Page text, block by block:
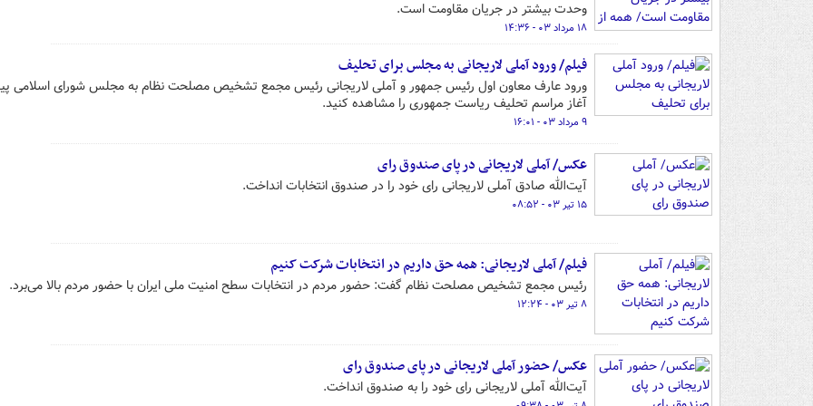
وحدت بیشتر در جریان مقاومت است.
۱۸ مرداد ۰۳ - ۱۴:۳۶
فیلم/ ورود آملی لاریجانی به مجلس برای تحلیف
ورود عارف معاون اول رئیس جمهور و آملی لاریجانی رئیس مجمع تشخیص مصلحت نظام به مجلس شورای اسلامی
آغاز مراسم تحلیف ریاست جمهوری را مشاهده کنید.
۹ مرداد ۰۳ - ۱۶:۰۱
عکس/ آملی لاریجانی در پای صندوق رای
آیت‌الله صادق آملی لاریجانی رای خود را در صندوق انتخابات انداخت.
۱۵ تیر ۰۳ - ۰۸:۵۲
فیلم/ آملی لاریجانی: همه حق داریم در انتخابات شرکت کنیم
رئیس مجمع تشخیص مصلحت نظام گفت: حضور مردم در انتخابات سطح امنیت ملی ایران با حضور مردم بالا می‌برد.
۸ تیر ۰۳ - ۱۲:۲۴
عکس/ حضور آملی لاریجانی در پای صندوق رای
آیت‌الله آملی لاریجانی رای خود را به صندوق انداخت.